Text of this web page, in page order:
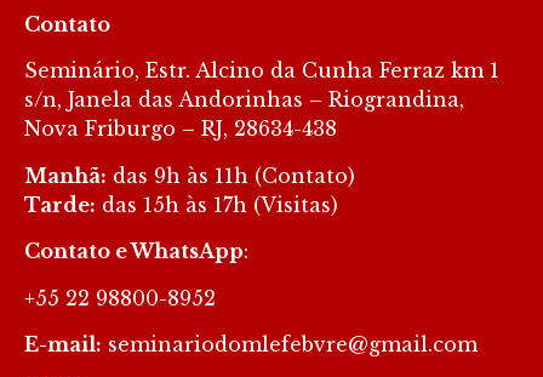
Contato
Seminário, Estr. Alcino da Cunha Ferraz km 1
s/n, Janela das Andorinhas – Riograndina,
Nova Friburgo – RJ, 28634-438
Manhã: das 9h às 11h (Contato)
Tarde: das 15h às 17h (Visitas)
Contato e WhatsApp:
+55 22 98800-8952
E-mail: seminariodomlefebvre@gmail.com